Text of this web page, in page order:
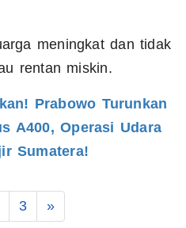
meningkat dan tidak
rentan miskin.
Prabowo Turunkan
A400, Operasi Udara
Sumatera!
3 »